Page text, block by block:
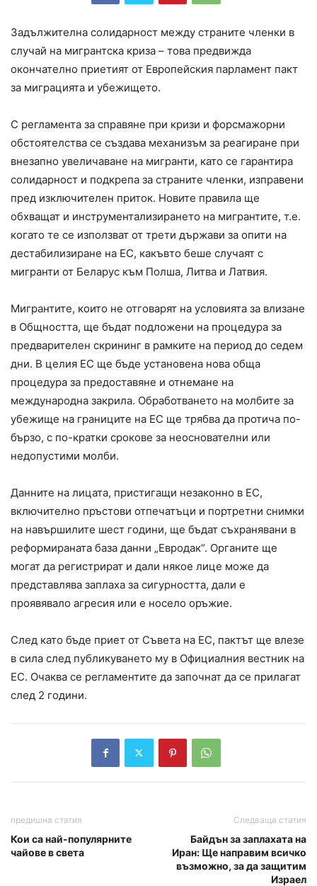
Задължителна солидарност между страните членки в
случай на мигрантска криза – това предвижда
окончателно приетият от Европейския парламент пакт
за миграцията и убежището.
С регламента за справяне при кризи и форсмажорни
обстоятелства се създава механизъм за реагиране при
внезапно увеличаване на мигранти, като се гарантира
солидарност и подкрепа за страните членки, изправени
пред изключителен приток. Новите правила ще
обхващат и инструментализирането на мигрантите, т.е.
когато те се използват от трети държави за опити на
дестабилизиране на ЕС, какъвто беше случаят с
мигранти от Беларус към Полша, Литва и Латвия.
Мигрантите, които не отговарят на условията за влизане
в Общността, ще бъдат подложени на процедура за
предварителен скрининг в рамките на период до седем
дни. В целия ЕС ще бъде установена нова обща
процедура за предоставяне и отнемане на
международна закрила. Обработването на молбите за
убежище на границите на ЕС ще трябва да протича по-
бързо, с по-кратки срокове за неоснователни или
недопустими молби.
Данните на лицата, пристигащи незаконно в ЕС,
включително пръстови отпечатъци и портретни снимки
на навършилите шест години, ще бъдат съхранявани в
реформираната база данни „Евродак“. Органите ще
могат да регистрират и дали някое лице може да
представлява заплаха за сигурността, дали е
проявявало агресия или е носело оръжие.
След като бъде приет от Съвета на ЕС, пактът ще влезе
в сила след публикуването му в Официалния вестник на
ЕС. Очаква се регламентите да започнат да се прилагат
след 2 години.
предишна статия
Кои са най-популярните
чайове в света
Следваща статия
Байдън за заплахата на
Иран: Ще направим всичко
възможно, за да защитим
Израел